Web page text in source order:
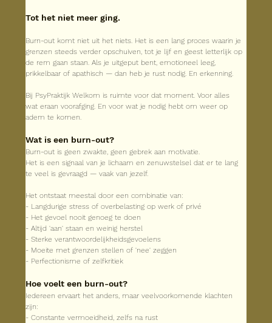
Tot het niet meer ging.
Burn-out komt niet uit het niets. Het is een lang proces waarin je
grenzen steeds verder opschuiven, tot je lijf en geest letterlijk op
de rem gaan staan. Als je uitgeput bent, emotioneel leeg,
prikkelbaar of apathisch — dan heb je rust nodig. En erkenning.
Bij PsyPraktijk Welkom is ruimte voor dat moment. Voor alles
wat eraan voorafging. En voor wat je nodig hebt om weer op
adem te komen.
Wat is een burn-out?
Burn-out is geen zwakte, geen gebrek aan motivatie.
Het is een signaal van je lichaam en zenuwstelsel dat er te lang
te veel is gevraagd — vaak van jezelf.
Het ontstaat meestal door een combinatie van:
- Langdurige stress of overbelasting op werk of privé
- Het gevoel nooit genoeg te doen
- Altijd 'aan' staan en weinig herstel
- Sterke verantwoordelijkheidsgevoelens
- Moeite met grenzen stellen of 'nee' zeggen
- Perfectionisme of zelfkritiek
Hoe voelt een burn-out?
Iedereen ervaart het anders, maar veelvoorkomende klachten
zijn:
- Constante vermoeidheid, zelfs na rust